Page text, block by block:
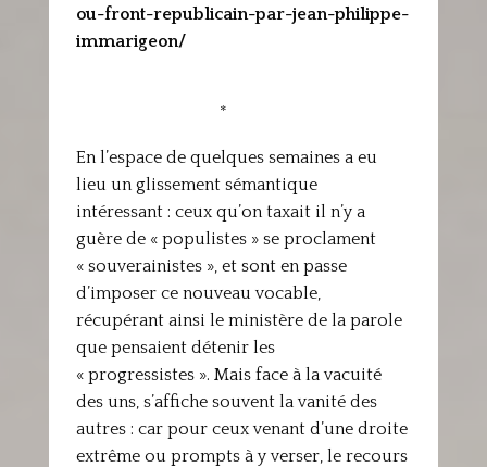
ou-front-republicain-par-jean-philippe-
immarigeon/
*
En l’espace de quelques semaines a eu
lieu un glissement sémantique
intéressant : ceux qu’on taxait il n’y a
guère de « populistes » se proclament
« souverainistes », et sont en passe
d’imposer ce nouveau vocable,
récupérant ainsi le ministère de la parole
que pensaient détenir les
« progressistes ». Mais face à la vacuité
des uns, s’affiche souvent la vanité des
autres : car pour ceux venant d’une droite
extrême ou prompts à y verser, le recours